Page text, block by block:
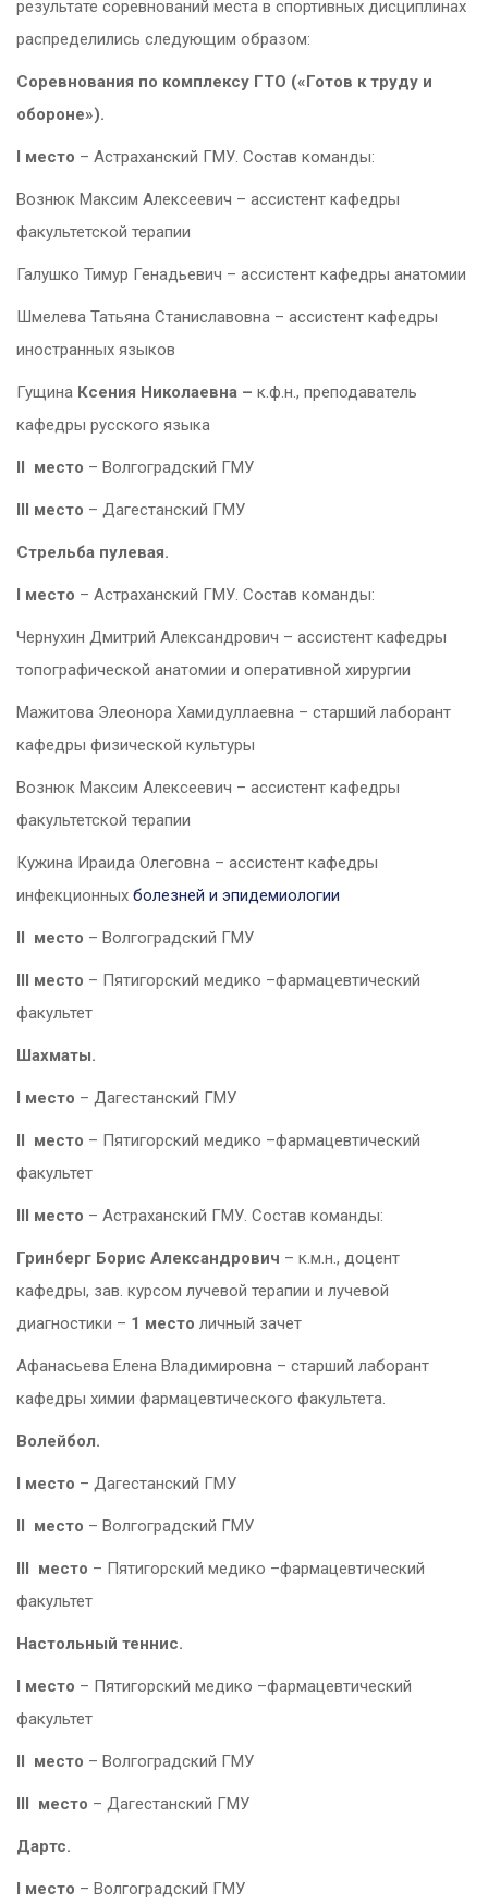
результате соревнований места в спортивных дисциплинах
распределились следующим образом:
Соревнования по комплексу ГТО («Готов к труду и
обороне»).
I место – Астраханский ГМУ. Состав команды:
Вознюк Максим Алексеевич – ассистент кафедры
факультетской терапии
Галушко Тимур Генадьевич – ассистент кафедры анатомии
Шмелева Татьяна Станиславовна – ассистент кафедры
иностранных языков
Гущина Ксения Николаевна – к.ф.н., преподаватель
кафедры русского языка
II место – Волгоградский ГМУ
III место – Дагестанский ГМУ
Стрельба пулевая.
I место – Астраханский ГМУ. Состав команды:
Чернухин Дмитрий Александрович – ассистент кафедры
топографической анатомии и оперативной хирургии
Мажитова Элеонора Хамидуллаевна – старший лаборант
кафедры физической культуры
Вознюк Максим Алексеевич – ассистент кафедры
факультетской терапии
Кужина Ираида Олеговна – ассистент кафедры
инфекционных болезней и эпидемиологии
II место – Волгоградский ГМУ
III место – Пятигорский медико –фармацевтический
факультет
Шахматы.
I место – Дагестанский ГМУ
II место – Пятигорский медико –фармацевтический
факультет
III место – Астраханский ГМУ. Состав команды:
Гринберг Борис Александрович – к.м.н., доцент
кафедры, зав. курсом лучевой терапии и лучевой
диагностики – 1 место личный зачет
Афанасьева Елена Владимировна – старший лаборант
кафедры химии фармацевтического факультета.
Волейбол.
I место – Дагестанский ГМУ
II место – Волгоградский ГМУ
III место – Пятигорский медико –фармацевтический
факультет
Настольный теннис.
I место – Пятигорский медико –фармацевтический
факультет
II место – Волгоградский ГМУ
III место – Дагестанский ГМУ
Дартс.
I место – Волгоградский ГМУ